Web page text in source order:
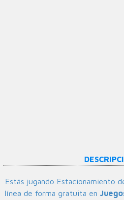
Estás jugando Estacionamiento
línea de forma gratuita en